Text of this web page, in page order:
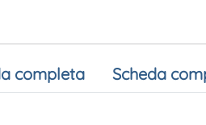
completa Scheda